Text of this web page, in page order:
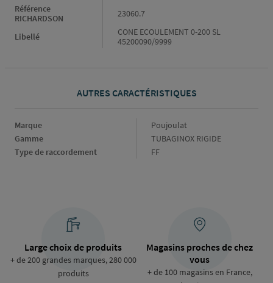
Référence
RICHARDSON
23060.7
Libellé
CONE ECOULEMENT 0-200 SL
45200090/9999
AUTRES CARACTÉRISTIQUES
Marque Marque
Poujoulat
Gamme
Gamme
TUBAGINOX RIGIDE
Type de raccordement
Type
FF
Large choix de produits
+ de 200 grandes marques, 280 000
produits
Magasins proches de chez
vous
+ de 100 magasins en France,